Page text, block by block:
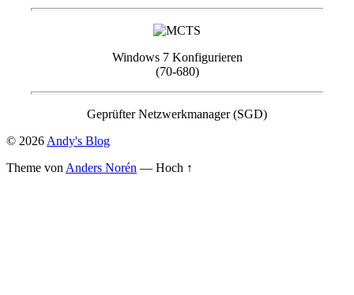
Windows 7 Konfigurieren
(70-680)
Geprüfter Netzwerkmanager (SGD)
© 2026 Andy's Blog
Theme von Anders Norén — Hoch ↑